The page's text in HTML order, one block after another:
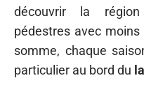
découvrir la
pédestres avec moins
somme, chaque
particulier au bord du